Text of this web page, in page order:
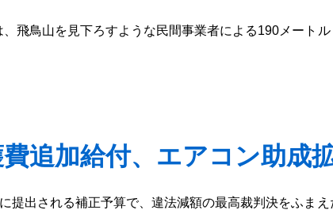
飛鳥山を見下ろすような民間事業者による190メート
追加給付、エアコン助成
提出される補正予算で、違法減額の最高裁判決をふま